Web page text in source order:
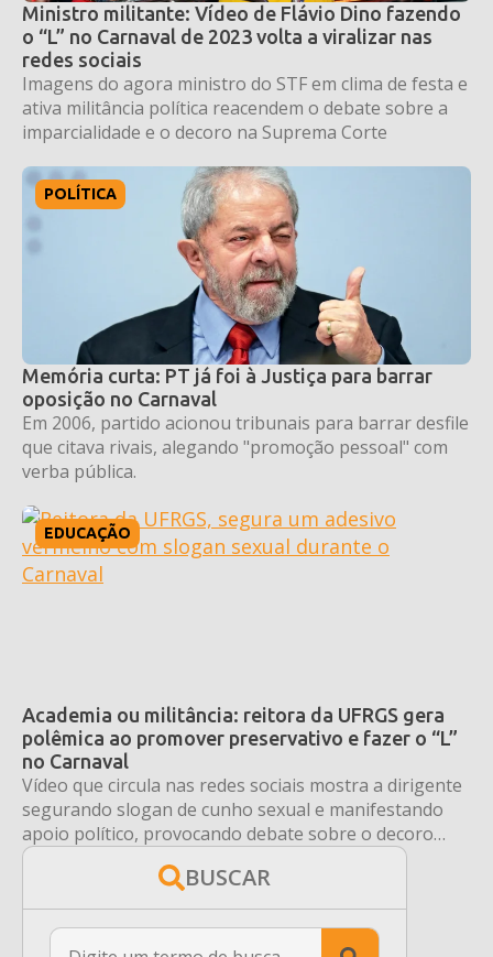
Ministro militante: Vídeo de Flávio Dino fazendo
o “L” no Carnaval de 2023 volta a viralizar nas
redes sociais
Imagens do agora ministro do STF em clima de festa e
ativa militância política reacendem o debate sobre a
imparcialidade e o decoro na Suprema Corte
POLÍTICA
Memória curta: PT já foi à Justiça para barrar
oposição no Carnaval
Em 2006, partido acionou tribunais para barrar desfile
que citava rivais, alegando "promoção pessoal" com
verba pública.
EDUCAÇÃO
Academia ou militância: reitora da UFRGS gera
polêmica ao promover preservativo e fazer o “L”
no Carnaval
Vídeo que circula nas redes sociais mostra a dirigente
segurando slogan de cunho sexual e manifestando
apoio político, provocando debate sobre o decoro
exigido pelo cargo.
BUSCAR
Search